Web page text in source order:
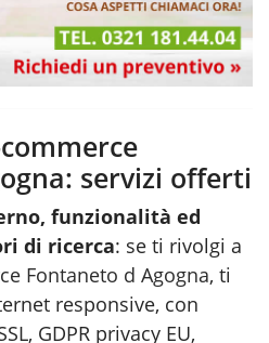
servizi offerti
funzionalità ed
di ricerca: se ti rivolgi a
Fontaneto d Agogna, ti
responsive, con
GDPR privacy EU,